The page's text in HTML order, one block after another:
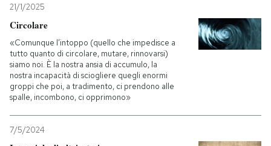
21/1/2025
Circolare
«Comunque l’intoppo (quello che impedisce a
tutto quanto di circolare, mutare, rinnovarsi)
siamo noi. È la nostra ansia di accumulo, la
nostra incapacità di sciogliere quegli enormi
groppi che poi, a tradimento, ci prendono alle
spalle, incombono, ci opprimono»
7/5/2024